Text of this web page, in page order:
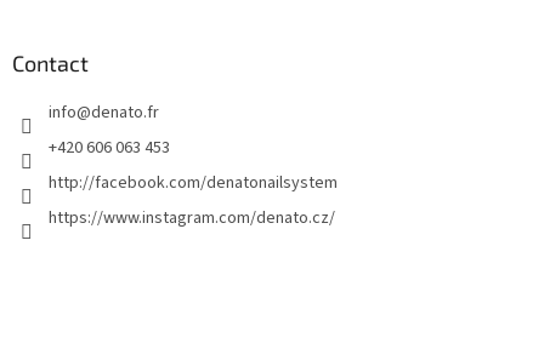
Contact
info@denato.fr
+420 606 063 453
http://facebook.com/denatonailsystem
https://www.instagram.com/denato.cz/